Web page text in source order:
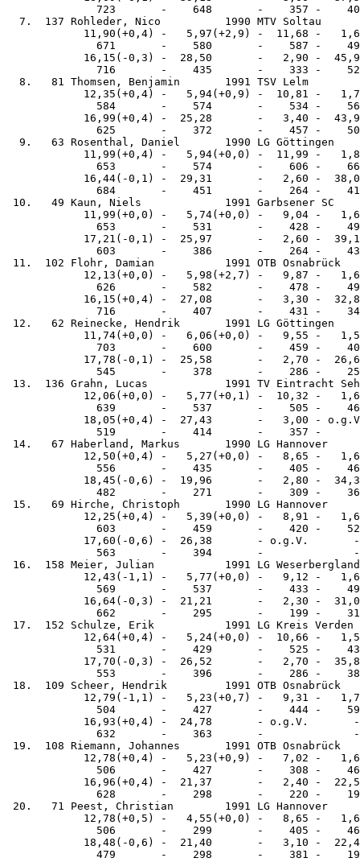
723       -    648       -    357 -
7.  137 Rohleder, Nico          1990 MTV Soltau
11,90(+0,4) -   5,97(+2,9) -  11,68 -
671       -    580       -    587 -
16,15(-0,3) -  28,50       -   2,90 -
716       -    435       -    333 -
8.   81 Thomsen, Benjamin       1991 TSV Lelm
12,35(+0,4) -   5,94(+0,9) -  10,81 -
584       -    574       -    534 -
16,99(+0,4) -  25,28       -   3,40 -
625       -    372       -    457 -
9.   63 Rosenthal, Daniel       1990 LG Göttingen
11,99(+0,4) -   5,94(+0,0) -  11,99 -
653       -    574       -    606 -
16,44(-0,1) -  29,31       -   2,60 -
684       -    451       -    264 -
10.   49 Kaun, Niels             1991 Garbsener
11,99(+0,0) -   5,74(+0,0) -   9,04 -
653       -    531       -    428 -
17,21(-0,1) -  25,97       -   2,60 -
603       -    386       -    264 -
11.  102 Flohr, Damian           1991 OTB
12,13(+0,0) -   5,98(+2,7) -   9,87 -
626       -    582       -    478 -
16,15(+0,4) -  27,08       -   3,30 -
716       -    407       -    431 -
12.   62 Reinecke, Hendrik       1991 LG
11,74(+0,0) -   6,06(+0,0) -   9,55 -
703       -    600       -    459 -
17,78(-0,1) -  25,58       -   2,70 -
545       -    378       -    286 -
13.  136 Grahn, Lucas            1991 TV Eintracht
12,06(+0,0) -   5,77(+0,1) -  10,32 -
639       -    537       -    505 -
18,05(+0,4) -  27,43       -   3,00 -
519       -    414       -    357 -
14.   67 Haberland, Markus       1990 LG
12,50(+0,4) -   5,27(+0,0) -   8,65 -
556       -    435       -    405 -
18,45(-0,6) -  19,96       -   2,80 -
482       -    271       -    309 -
15.   69 Hirche, Christoph       1990 LG
12,25(+0,4) -   5,39(+0,0) -   8,91 -
603       -    459       -    420 -
17,60(-0,6) -  26,38       - o.g.V.
563       -    394       -
16.  158 Meier, Julian           1991 LG
12,43(-1,1) -   5,77(+0,0) -   9,12 -
569       -    537       -    433 -
16,64(-0,3) -  21,21       -   2,30 -
662       -    295       -    199 -
17.  152 Schulze, Erik           1991 LG Kreis
12,64(+0,4) -   5,24(+0,0) -  10,66 -
531       -    429       -    525 -
17,70(-0,3) -  26,52       -   2,70 -
553       -    396       -    286 -
18.  109 Scheer, Hendrik         1991 OTB
12,79(-1,1) -   5,23(+0,7) -   9,31 -
504       -    427       -    444 -
16,93(+0,4) -  24,78       - o.g.V.
632       -    363       -
19.  108 Riemann, Johannes       1991 OTB
12,78(+0,4) -   5,23(+0,9) -   7,02 -
506       -    427       -    308 -
16,96(+0,4) -  21,37       -   2,40 -
628       -    298       -    220 -
20.   71 Peest, Christian        1991 LG
12,78(+0,5) -   4,55(+0,0) -   8,65 -
506       -    299       -    405 -
18,48(-0,6) -  21,40       -   3,10 -
479       -    298       -    381 -